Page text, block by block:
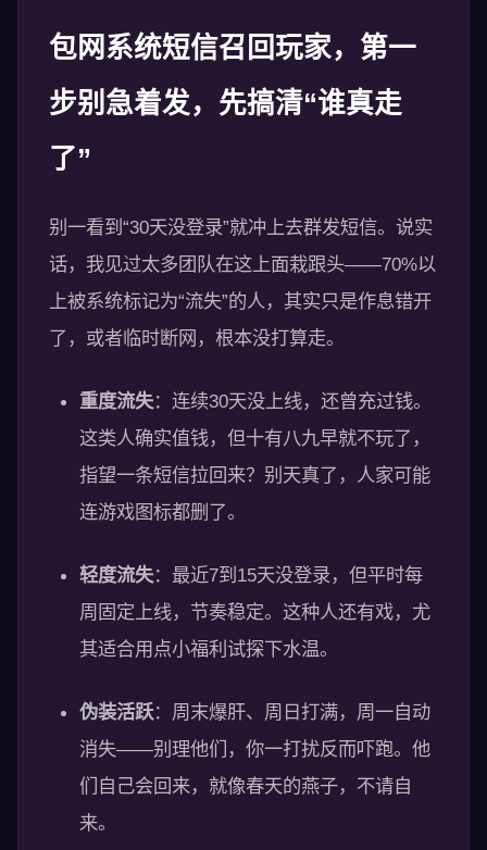
包网系统短信召回玩家，第一
步别急着发，先搞清“谁真走
了”
别一看到“30天没登录”就冲上去群发短信。说实
话，我见过太多团队在这上面栽跟头——70%以
上被系统标记为“流失”的人，其实只是作息错开
了，或者临时断网，根本没打算走。
重度流失：连续30天没上线，还曾充过钱。
这类人确实值钱，但十有八九早就不玩了，
指望一条短信拉回来？别天真了，人家可能
连游戏图标都删了。
轻度流失：最近7到15天没登录，但平时每
周固定上线，节奏稳定。这种人还有戏，尤
其适合用点小福利试探下水温。
伪装活跃：周末爆肝、周日打满，周一自动
消失——别理他们，你一打扰反而吓跑。他
们自己会回来，就像春天的燕子，不请自
来。